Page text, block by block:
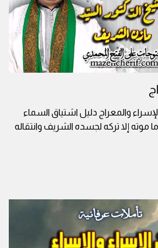
والمعراج دليل اشتياق السماء
موته إلا تركه لجسده الشريف وانتقاله